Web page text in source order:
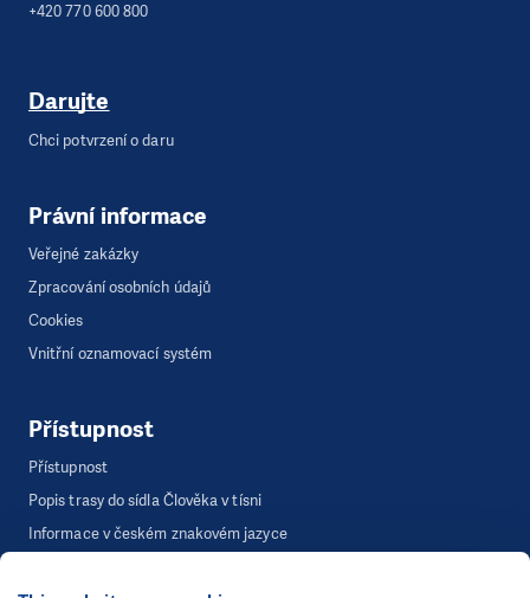
+420 770 600 800
Darujte
Chci potvrzení o daru
Právní informace
Veřejné zakázky
Zpracování osobních údajů
Cookies
Vnitřní oznamovací systém
Přístupnost
Přístupnost
Popis trasy do sídla Člověka v tísni
Informace v českém znakovém jazyce